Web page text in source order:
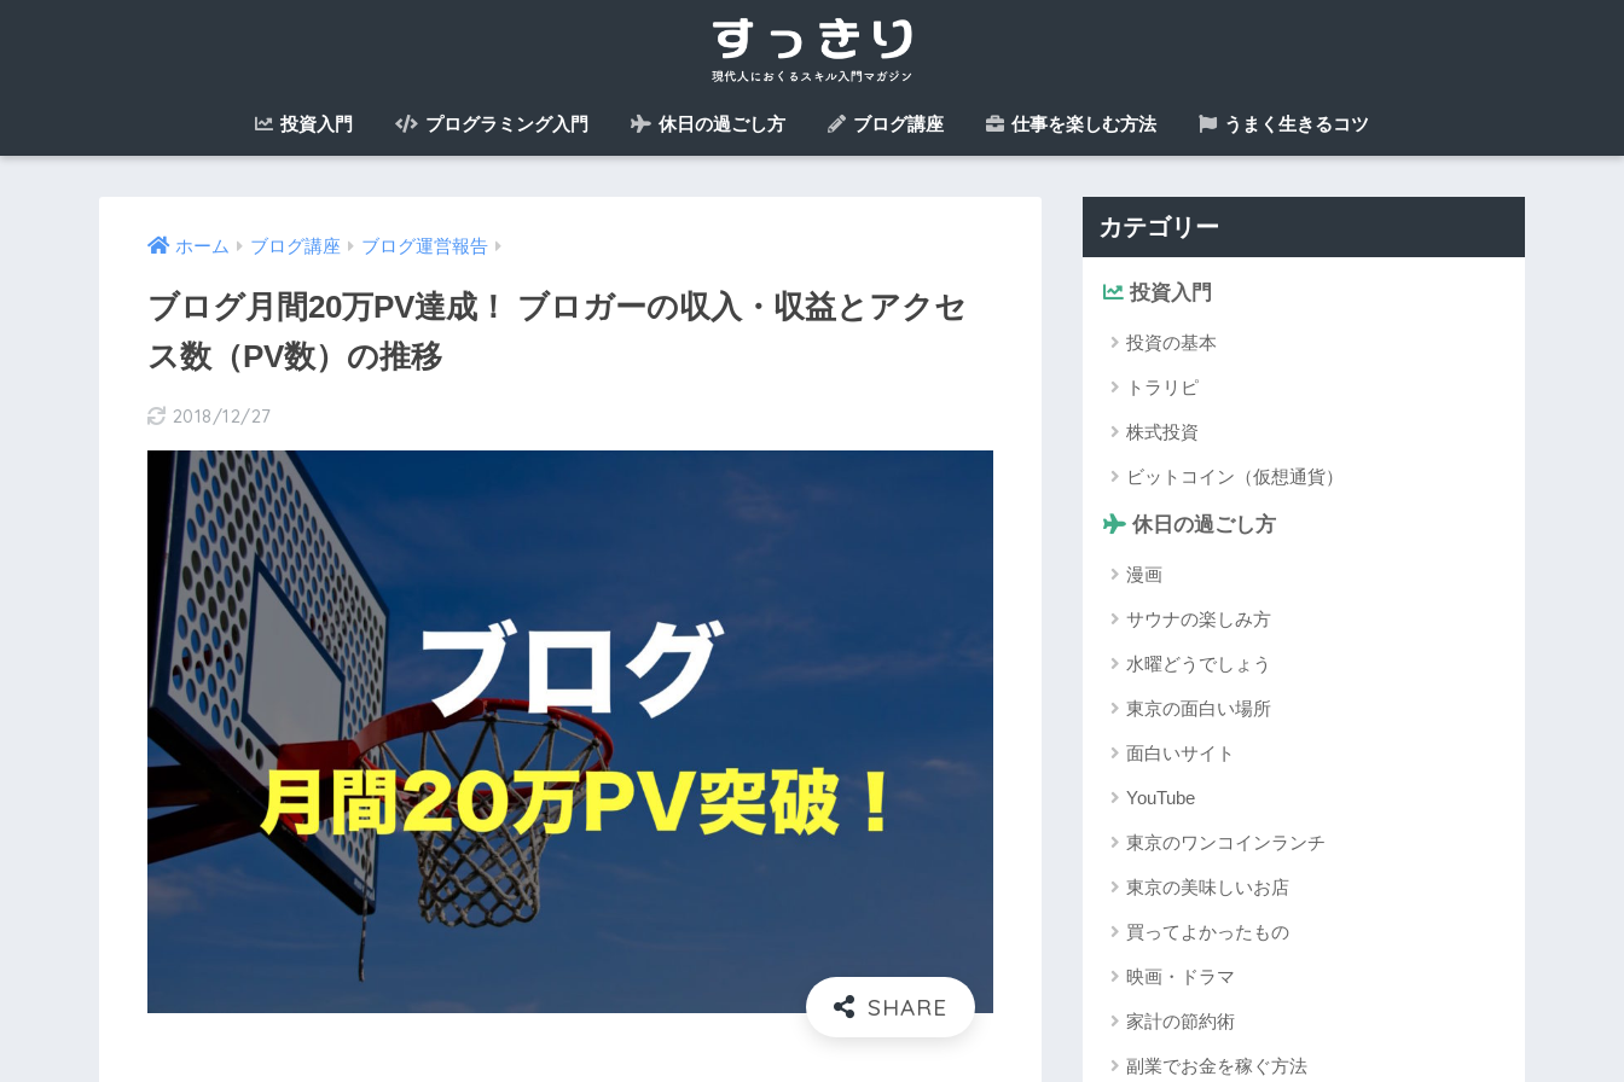
投資入門 プログラミング入門 休日の過ごし方 ブログ講座 仕事を楽しむ方法 うまく生きるコツ
ホーム ブログ講座 ブログ運営報告
ブログ月間20万PV達成！ ブロガーの収入・収益とアクセ
ス数（PV数）の推移
2018/12/27
カテゴリー
投資入門
投資の基本
トラリピ
株式投資
ビットコイン（仮想通貨）
休日の過ごし方
漫画
サウナの楽しみ方
水曜どうでしょう
東京の面白い場所
面白いサイト
YouTube
東京のワンコインランチ
東京の美味しいお店
買ってよかったもの
映画・ドラマ
家計の節約術
副業でお金を稼ぐ方法